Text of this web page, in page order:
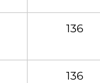
136
136